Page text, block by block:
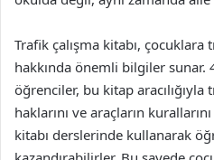
Trafik çalışma kitabı,
hakkında önemli bilgiler sunar.
öğrenciler, bu kitap
haklarını ve araçların
kitabı derslerinde kullanarak